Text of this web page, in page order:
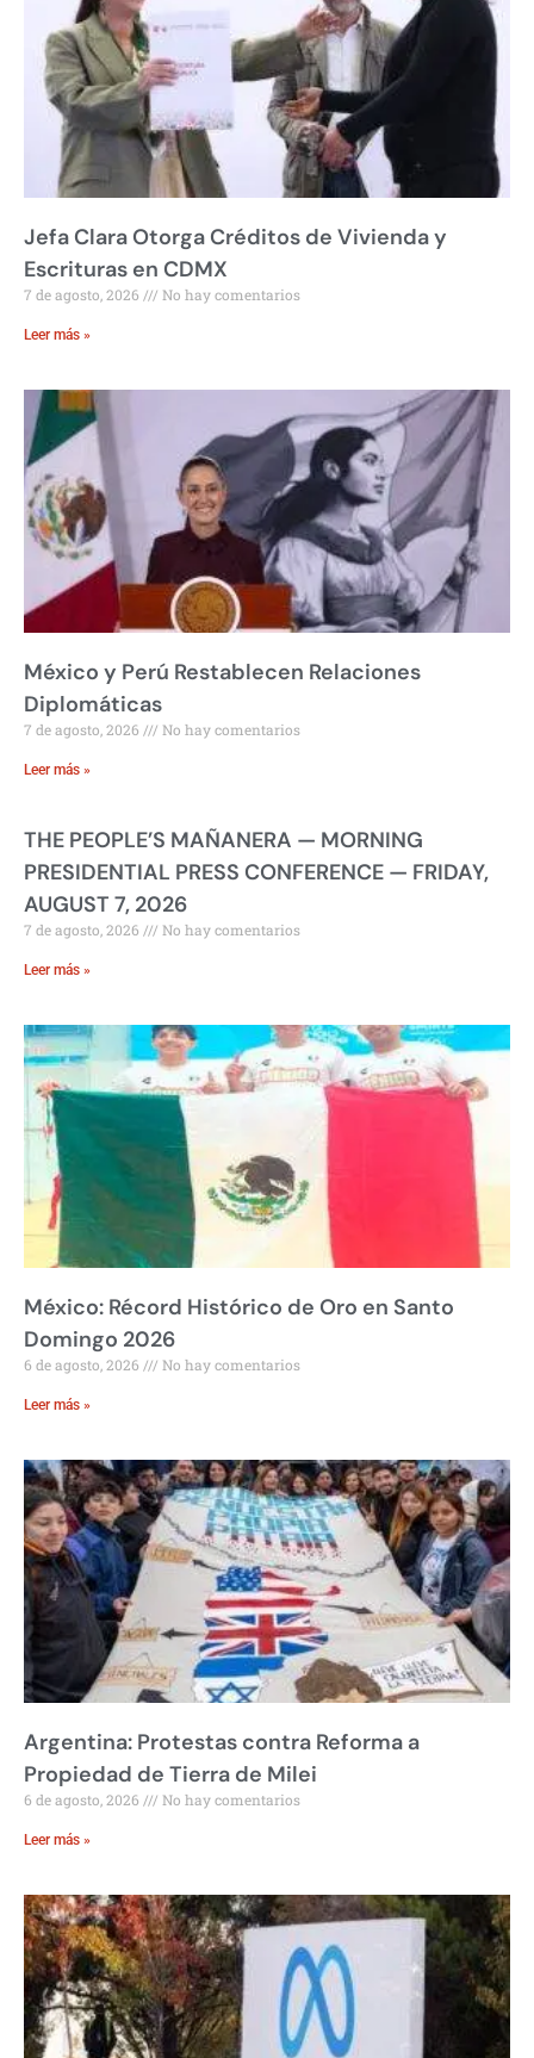
Jefa Clara Otorga Créditos de Vivienda y
Escrituras en CDMX
7 de agosto, 2026 No hay comentarios
Leer más »
México y Perú Restablecen Relaciones
Diplomáticas
7 de agosto, 2026 No hay comentarios
Leer más »
THE PEOPLE’S MAÑANERA — MORNING
PRESIDENTIAL PRESS CONFERENCE — FRIDAY,
AUGUST 7, 2026
7 de agosto, 2026 No hay comentarios
Leer más »
México: Récord Histórico de Oro en Santo
Domingo 2026
6 de agosto, 2026 No hay comentarios
Leer más »
Argentina: Protestas contra Reforma a
Propiedad de Tierra de Milei
6 de agosto, 2026 No hay comentarios
Leer más »